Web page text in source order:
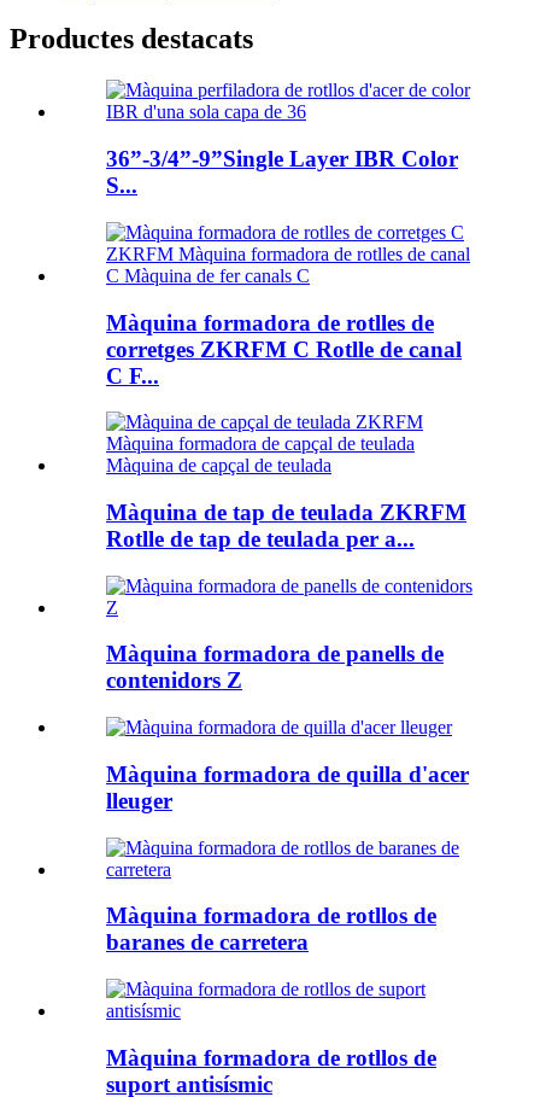
Productes destacats
36”-3/4”-9”Single Layer IBR Color
S...
Màquina formadora de rotlles de
corretges ZKRFM C Rotlle de canal
C F...
Màquina de tap de teulada ZKRFM
Rotlle de tap de teulada per a...
Màquina formadora de panells de
contenidors Z
Màquina formadora de quilla d'acer
lleuger
Màquina formadora de rotllos de
baranes de carretera
Màquina formadora de rotllos de
suport antisísmic